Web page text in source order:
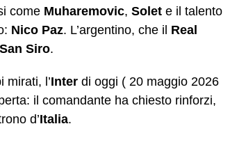
come Muharemovic, Solet e il talento
Nico Paz. L’argentino, che il Real
San Siro.
mirati, l’Inter di oggi ( 20 maggio 2026
il comandante ha chiesto rinforzi,
d’Italia.